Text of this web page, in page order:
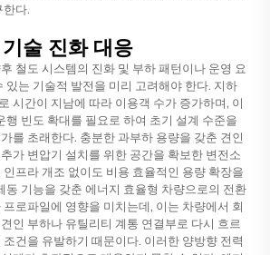
다.
술 진화 대응
철도 시스템의 진화 및 부하 패턴이나 운영 요
있는 기술적 발전을 미리 고려해야 한다. 지하
시간이 지남에 따라 이용객 수가 증가하며, 이
행 빈도 확대를 필요로 하여 초기 설계 수준을
를 초래한다. 충분한 과부하 용량을 갖춘 견인
가 변압기 설치를 위한 공간을 확보한 변전소
프라 개조 없이도 비용 효율적인 용량 확장을
동 기능을 갖춘 에너지 효율형 차량으로의 전환
로파일에 영향을 미치는데, 이는 차량에서 회
인 부하나 유틸리티 계통 연결부로 다시 흐르
건을 유발하기 때문이다. 이러한 양방향 전력